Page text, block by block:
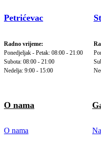
Petrićevac
Radno vrijeme:
Ponedjeljak - Petak: 08:00 - 21:00
Subota: 08:00 - 21:00
Nedelja: 9:00 - 15:00
O nama
O nama